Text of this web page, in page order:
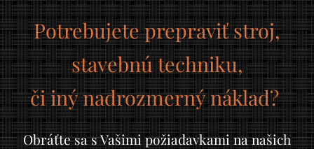
Potrebujete prepraviť stroj,
stavebnú techniku,
či iný nadrozmerný náklad?
Obráťte sa s Vašimi požiadavkami na našich